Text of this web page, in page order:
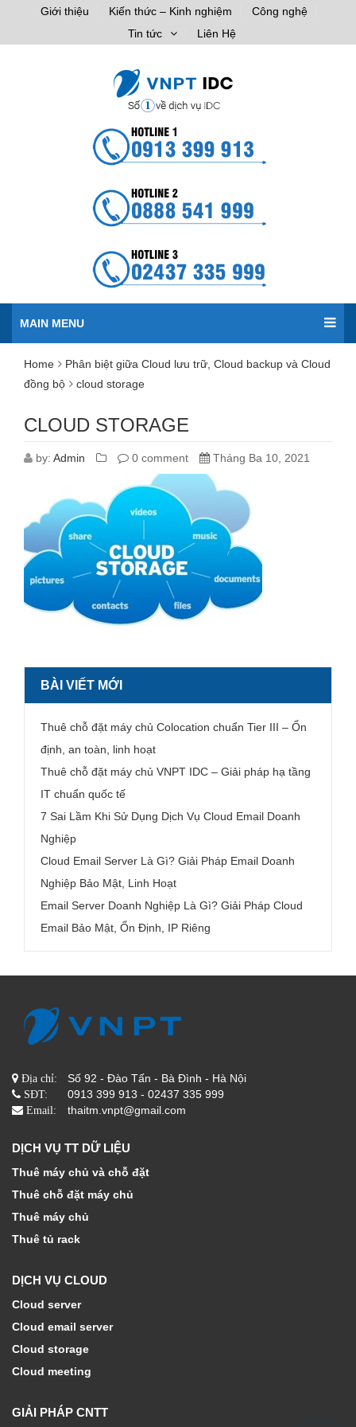
Giới thiệu Kiến thức – Kinh nghiệm
Công nghệ
Tin tức
Liên Hệ
MAIN MENU
Home
Phân biệt giữa Cloud lưu trữ, Cloud backup và Cloud
đồng bộ
cloud storage
CLOUD STORAGE
by: Admin 0 comment Tháng Ba 10, 2021
BÀI VIẾT MỚI
Thuê chỗ đặt máy chủ Colocation chuẩn Tier III – Ổn
định, an toàn, linh hoạt
Thuê chỗ đặt máy chủ VNPT IDC – Giải pháp hạ tầng
IT chuẩn quốc tế
7 Sai Lầm Khi Sử Dụng Dịch Vụ Cloud Email Doanh
Nghiệp
Cloud Email Server Là Gì? Giải Pháp Email Doanh
Nghiệp Bảo Mật, Linh Hoạt
Email Server Doanh Nghiệp Là Gì? Giải Pháp Cloud
Email Bảo Mật, Ổn Định, IP Riêng
Địa chỉ: Số 92 - Đào Tấn - Bà Đình - Hà Nội
SĐT: 0913 399 913 - 02437 335 999
Email: thaitm.vnpt@gmail.com
DỊCH VỤ TT DỮ LIỆU
Thuê máy chủ và chỗ đặt
Thuê chỗ đặt máy chủ
Thuê máy chủ
Thuê tủ rack
DỊCH VỤ CLOUD
Cloud server
Cloud email server
Cloud storage
Cloud meeting
GIẢI PHÁP CNTT